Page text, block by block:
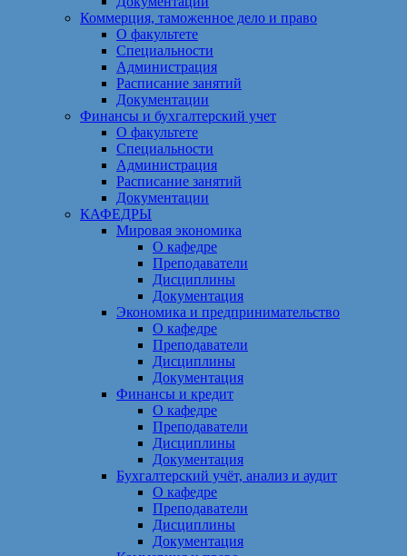
Коммерция, таможенное дело и право
О факультете
Специальности
Администрация
Расписание занятий
Документации
Финансы и бухгалтерский учет
О факультете
Специальности
Администрация
Расписание занятий
Документации
КАФЕДРЫ
Мировая экономика
О кафедре
Преподаватели
Дисциплины
Документация
Экономика и предпринимательство
О кафедре
Преподаватели
Дисциплины
Документация
Финансы и кредит
О кафедре
Преподаватели
Дисциплины
Документация
Бухгалтерский учёт, анализ и аудит
О кафедре
Преподаватели
Дисциплины
Документация